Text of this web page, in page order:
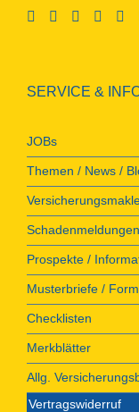
SERVICE &
JOBs
Themen / News /
Schadenmeldungen
Prospekte /
Musterbriefe /
Checklisten
Merkblätter
Allg.
Vertragswiderruf